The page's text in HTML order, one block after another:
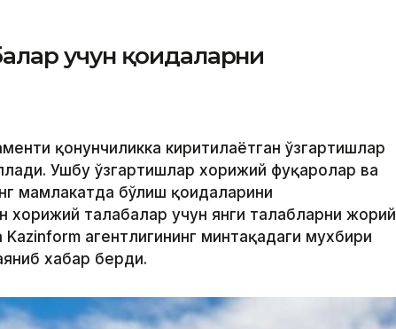
учун қоидаларни
қонунчиликка киритилаётган ўзгартишлар
Ушбу ўзгартишлар хорижий фуқаролар ва
мамлакатда бўлиш қоидаларини
талабалар учун янги талабларни жорий
агентлигининг минтақадаги мухбири
хабар берди.